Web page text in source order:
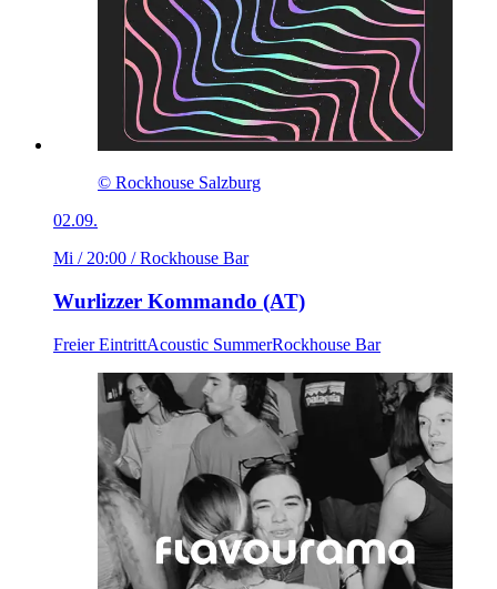
© Rockhouse Salzburg
02.09.
Mi / 20:00 / Rockhouse Bar
Wurlizzer Kommando (AT)
Freier EintrittAcoustic SummerRockhouse Bar